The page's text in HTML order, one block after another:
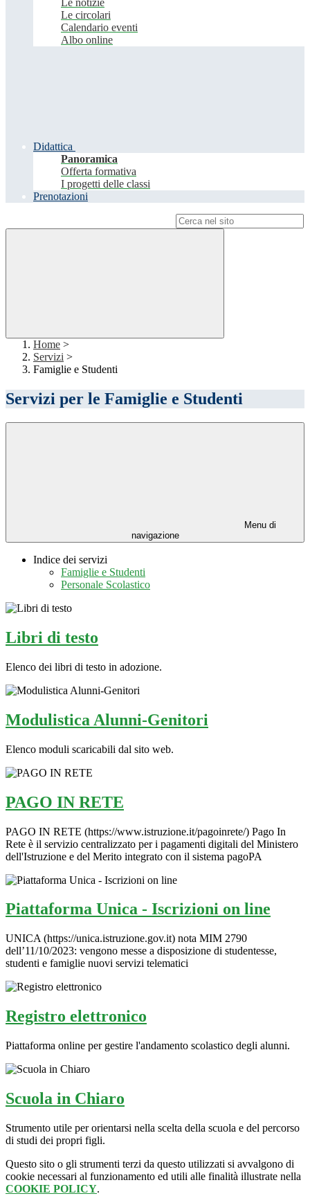
Le notizie
Le circolari
Calendario eventi
Albo online
Didattica
Panoramica
Offerta formativa
I progetti delle classi
Prenotazioni
Home >
Servizi >
Famiglie e Studenti
Servizi per le Famiglie e Studenti
Menu di
navigazione
Indice dei servizi
Famiglie e Studenti
Personale Scolastico
Libri di testo
Elenco dei libri di testo in adozione.
Modulistica Alunni-Genitori
Elenco moduli scaricabili dal sito web.
PAGO IN RETE
PAGO IN RETE (https://www.istruzione.it/pagoinrete/) Pago In
Rete è il servizio centralizzato per i pagamenti digitali del Ministero
dell'Istruzione e del Merito integrato con il sistema pagoPA
Piattaforma Unica - Iscrizioni on line
UNICA (https://unica.istruzione.gov.it) nota MIM 2790
dell’11/10/2023: vengono messe a disposizione di studentesse,
studenti e famiglie nuovi servizi telematici
Registro elettronico
Piattaforma online per gestire l'andamento scolastico degli alunni.
Scuola in Chiaro
Strumento utile per orientarsi nella scelta della scuola e del percorso
di studi dei propri figli.
Questo sito o gli strumenti terzi da questo utilizzati si avvalgono di
cookie necessari al funzionamento ed utili alle finalità illustrate nella
COOKIE POLICY.